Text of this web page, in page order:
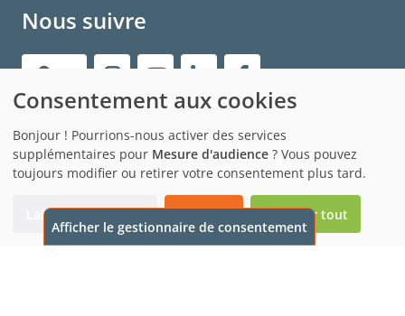
Nous suivre
Consentement aux cookies
Bonjour ! Pourrions-nous activer des services
supplémentaires pour Mesure d'audience ? Vous pouvez
toujours modifier ou retirer votre consentement plus tard.
Laissez-moi choisir Je refuse Accepter tout
Afficher le gestionnaire de consentement